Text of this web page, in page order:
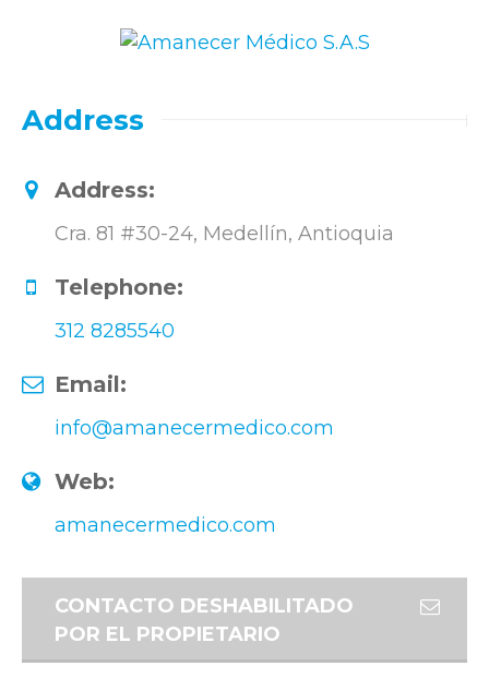
Address
Address:
Cra. 81 #30-24, Medellín, Antioquia
Telephone:
312 8285540
Email:
info@amanecermedico.com
Web:
amanecermedico.com
CONTACTO DESHABILITADO
POR EL PROPIETARIO